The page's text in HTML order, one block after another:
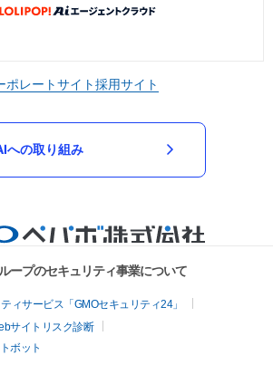
ポレートサイト採用サイト
への取り組み
ープのセキュリティ事業について
ィサービス「GMOセキュリティ24」
サイトリスク診断
ボット